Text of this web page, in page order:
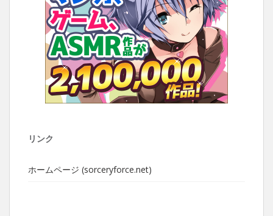
リンク
ホームページ (sorceryforce.net)